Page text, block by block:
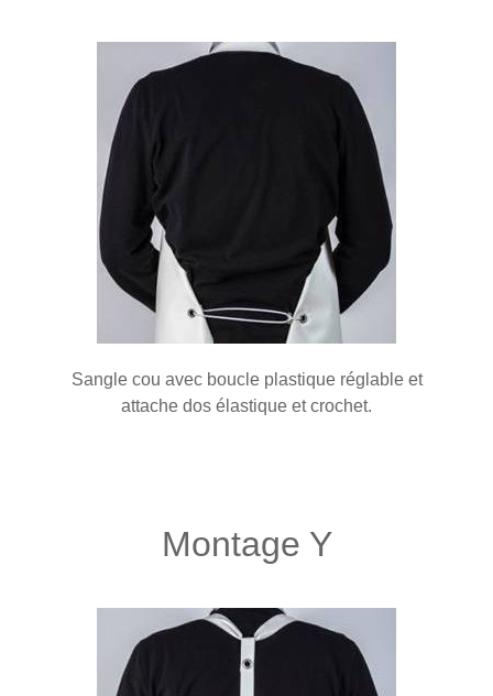
Sangle cou avec boucle plastique réglable et
attache dos élastique et crochet.
Montage Y